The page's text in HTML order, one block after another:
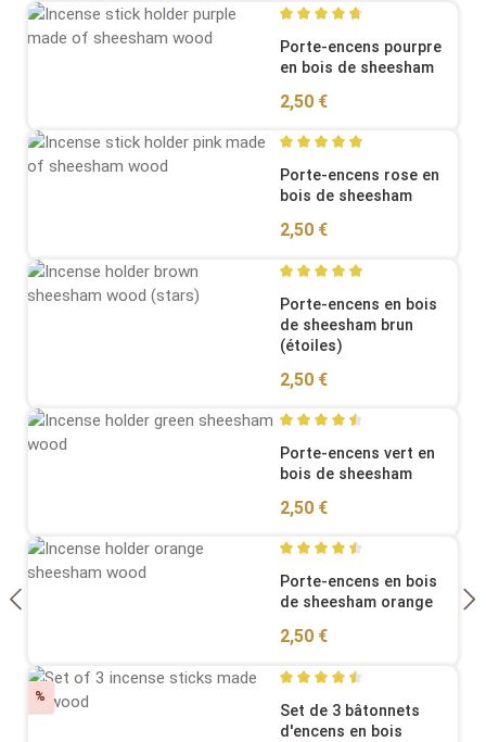
Average rating of 4.67 out
Porte-encens pourpre
en bois de sheesham
Regular price:
2,50 €
Average rating of 5 out of
Porte-encens rose en
bois de sheesham
Regular price:
2,50 €
Average rating of 4.89 out
Porte-encens en bois
de sheesham brun
(étoiles)
Regular price:
2,50 €
Average rating of 4.62 out
Porte-encens vert en
bois de sheesham
Regular price:
2,50 €
Average rating of 4.58 out
Porte-encens en bois
de sheesham orange
Regular price:
2,50 €
% Discount Average rating of 4.57 out
Set de 3 bâtonnets
d'encens en bois